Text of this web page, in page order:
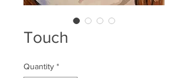
Touch
Quantity *